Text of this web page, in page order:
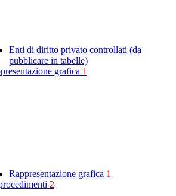
Enti di diritto privato controllati (da
pubblicare in tabelle)
grafica 1
Rappresentazione grafica 1
2